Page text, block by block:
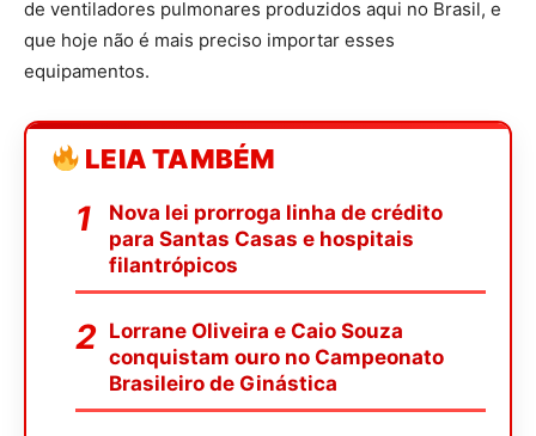
de ventiladores pulmonares produzidos aqui no Brasil, e
que hoje não é mais preciso importar esses
equipamentos.
LEIA TAMBÉM
Nova lei prorroga linha de crédito
para Santas Casas e hospitais
filantrópicos
Lorrane Oliveira e Caio Souza
conquistam ouro no Campeonato
Brasileiro de Ginástica